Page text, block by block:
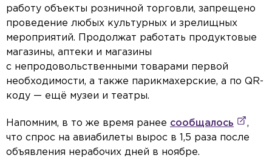
работу объекты розничной торговли, запрещено
проведение любых культурных и зрелищных
мероприятий. Продолжат работать продуктовые
магазины, аптеки и магазины
с непродовольственными товарами первой
необходимости, а также парикмахерские, а по QR-
коду — ещё музеи и театры.
Напомним, в то же время ранее сообщалось
,
что спрос на авиабилеты вырос в 1,5 раза после
объявления нерабочих дней в ноябре.